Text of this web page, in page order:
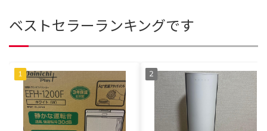
ベストセラーランキングです